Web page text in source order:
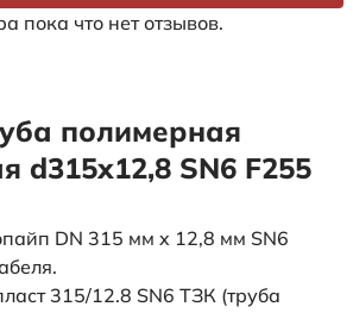
пока что нет отзывов.
полимерная
d315х12,8 SN6 F255
DN 315 мм x 12,8 мм SN6
315/12.8 SN6 ТЗК (труба